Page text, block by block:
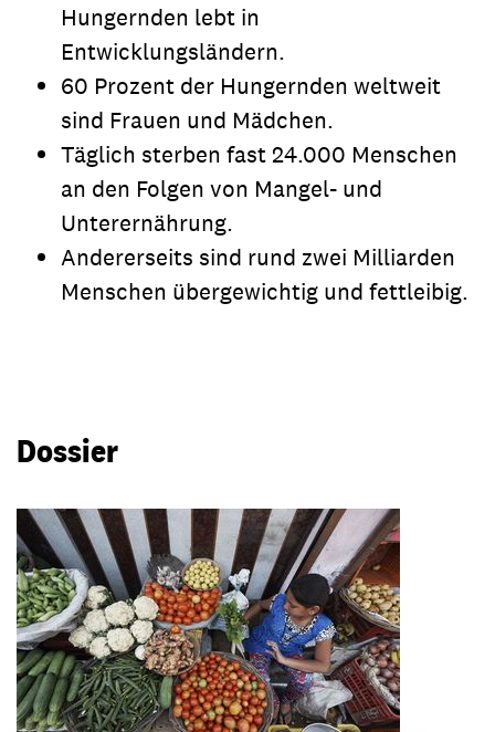
Hungernden lebt in
Entwicklungsländern.
60 Prozent der Hungernden weltweit
sind Frauen und Mädchen.
Täglich sterben fast 24.000 Menschen
an den Folgen von Mangel- und
Unterernährung.
Andererseits sind rund zwei Milliarden
Menschen übergewichtig und fettleibig.
Dossier